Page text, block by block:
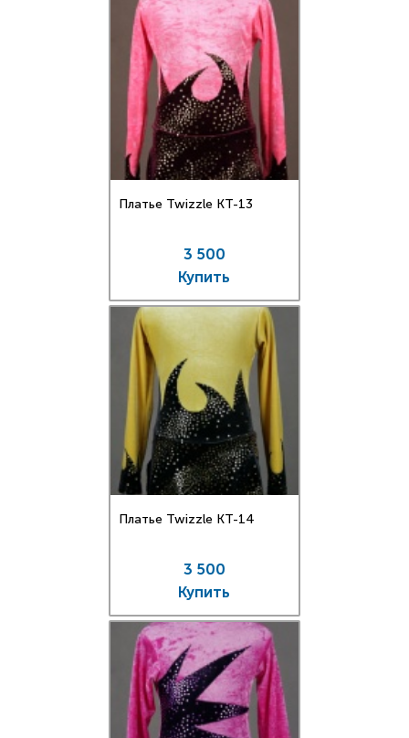
Платье Twizzle КT-13
3 500
Купить
Платье Twizzle КT-14
3 500
Купить